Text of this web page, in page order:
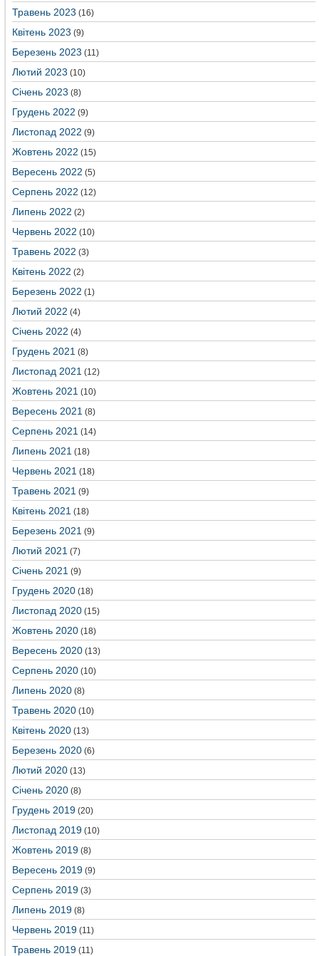
Травень 2023 (16)
Квітень 2023 (9)
Березень 2023 (11)
Лютий 2023 (10)
Січень 2023 (8)
Грудень 2022 (9)
Листопад 2022 (9)
Жовтень 2022 (15)
Вересень 2022 (5)
Серпень 2022 (12)
Липень 2022 (2)
Червень 2022 (10)
Травень 2022 (3)
Квітень 2022 (2)
Березень 2022 (1)
Лютий 2022 (4)
Січень 2022 (4)
Грудень 2021 (8)
Листопад 2021 (12)
Жовтень 2021 (10)
Вересень 2021 (8)
Серпень 2021 (14)
Липень 2021 (18)
Червень 2021 (18)
Травень 2021 (9)
Квітень 2021 (18)
Березень 2021 (9)
Лютий 2021 (7)
Січень 2021 (9)
Грудень 2020 (18)
Листопад 2020 (15)
Жовтень 2020 (18)
Вересень 2020 (13)
Серпень 2020 (10)
Липень 2020 (8)
Травень 2020 (10)
Квітень 2020 (13)
Березень 2020 (6)
Лютий 2020 (13)
Січень 2020 (8)
Грудень 2019 (20)
Листопад 2019 (10)
Жовтень 2019 (8)
Вересень 2019 (9)
Серпень 2019 (3)
Липень 2019 (8)
Червень 2019 (11)
Травень 2019 (11)